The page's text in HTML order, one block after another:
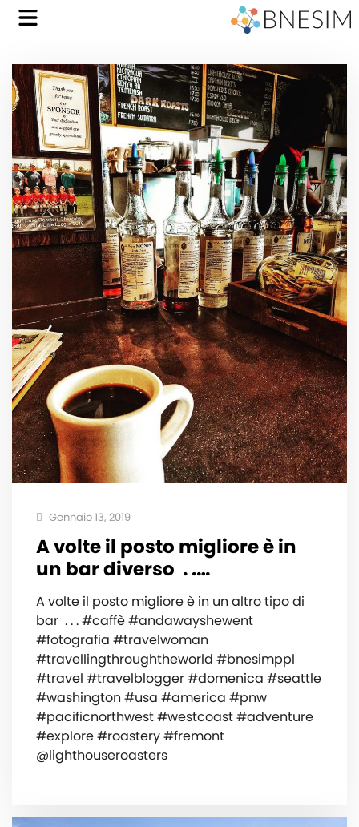
Gennaio 13, 2019
A volte il posto migliore è in
un bar diverso ️ . .…
A volte il posto migliore è in un altro tipo di
bar ️ . . . #caffè #andawayshewent
#fotografia #travelwoman
#travellingthroughtheworld #bnesimppl
#travel #travelblogger #domenica #seattle
#washington #usa #america #pnw
#pacificnorthwest #westcoast #adventure
#explore #roastery #fremont
@lighthouseroasters